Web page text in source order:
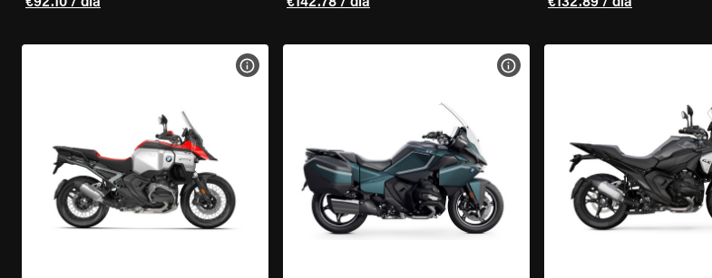
VER ESPECIFICACIONES DE LA MOTO VER ESPECIFICACIONES DE LA MOTO